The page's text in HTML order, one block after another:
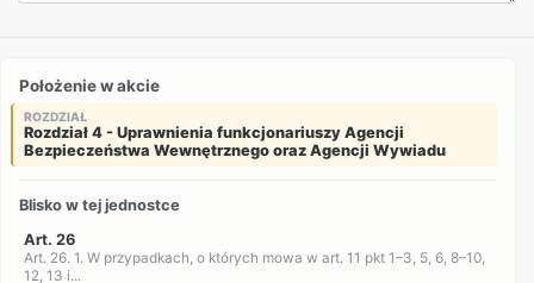
Położenie w akcie
ROZDZIAŁ
Rozdział 4 - Uprawnienia funkcjonariuszy Agencji
Bezpieczeństwa Wewnętrznego oraz Agencji Wywiadu
Blisko w tej jednostce
Art. 26
Art. 26. 1. W przypadkach, o których mowa w art. 11 pkt 1–3, 5, 6, 8–10,
12, 13 i...